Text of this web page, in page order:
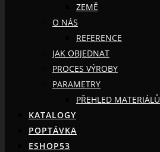
ZEMĚ
O NÁS
REFERENCE
JAK OBJEDNAT
PROCES VÝROBY
PARAMETRY
PŘEHLED MATERIÁLŮ
KATALOGY
POPTÁVKA
ESHOP53